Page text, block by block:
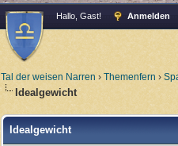
Hallo, Gast! Anmelden
Tal der weisen Narren › Themenfern ›
Idealgewicht
Idealgewicht